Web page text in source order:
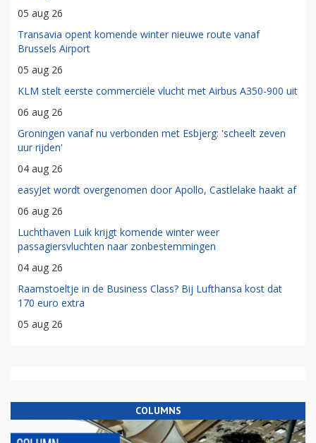
05 aug 26
Transavia opent komende winter nieuwe route vanaf
Brussels Airport
05 aug 26
KLM stelt eerste commerciële vlucht met Airbus A350-900 uit
06 aug 26
Groningen vanaf nu verbonden met Esbjerg: 'scheelt zeven
uur rijden'
04 aug 26
easyJet wordt overgenomen door Apollo, Castlelake haakt af
06 aug 26
Luchthaven Luik krijgt komende winter weer
passagiersvluchten naar zonbestemmingen
04 aug 26
Raamstoeltje in de Business Class? Bij Lufthansa kost dat
170 euro extra
05 aug 26
COLUMNS